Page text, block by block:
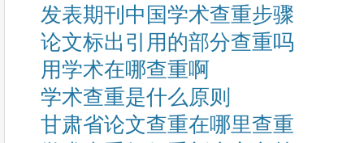
发表期刊中国学术查重步骤
论文标出引用的部分查重吗
用学术在哪查重啊
学术查重是什么原则
甘肃省论文查重在哪里查重